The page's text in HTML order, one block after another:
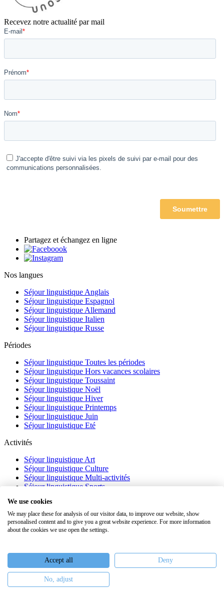
Recevez notre actualité par mail
Partagez et échangez en ligne
Nos langues
Séjour linguistique Anglais
Séjour linguistique Espagnol
Séjour linguistique Allemand
Séjour linguistique Italien
Séjour linguistique Russe
Périodes
Séjour linguistique Toutes les périodes
Séjour linguistique Hors vacances scolaires
Séjour linguistique Toussaint
Séjour linguistique Noël
Séjour linguistique Hiver
Séjour linguistique Printemps
Séjour linguistique Juin
Séjour linguistique Eté
Activités
Séjour linguistique Art
Séjour linguistique Culture
Séjour linguistique Multi-activités
Séjour linguistique Sports
À propos
FAQ
Webinaires
Nous recrutons
Keiron Education -Assurances Plan du site
We use cookies
We may place these for analysis of our visitor data, to improve our website, show
personalised content and to give you a great website experience. For more information
about the cookies we use open the settings.
Accept all Deny
No, adjust